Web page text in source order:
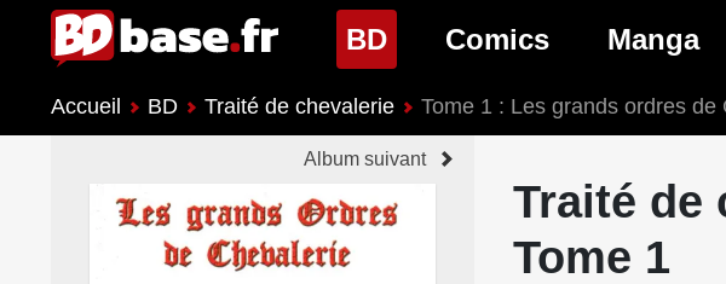
BD(page courante)
Nouveautés BD
Prochaines sorties BD
Genres BD
Comics
Nouveautés Comics
Manga
Accueil BD Traité de chevalerie Tome 1 : Les grands ordres de
Album suivant
Traité de
Tome 1